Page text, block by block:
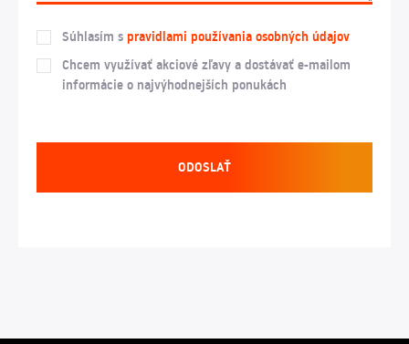
Súhlasím s pravidlami používania osobných údajov
Chcem využívať akciové zľavy a dostávať e-mailom
informácie o najvýhodnejších ponukách
ODOSLAŤ